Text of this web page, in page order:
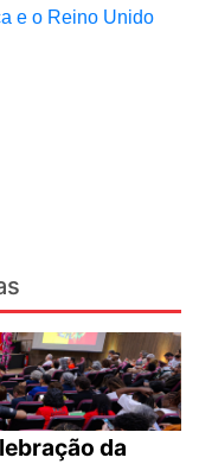
e o Reino Unido
da